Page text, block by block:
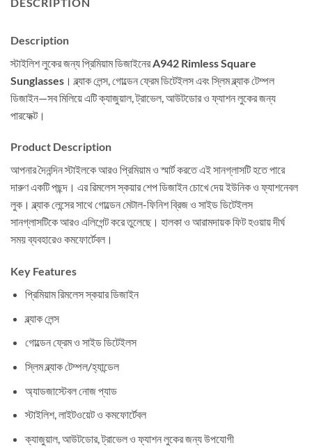
Description
স্টাইলিশ লুকের জন্য প্রিমিয়াম ডিজাইনেরA942 Rimless Square
Sunglasses । ব্ল্যাক লেন্স, গোল্ডেন ফ্রেম ডিটেইলস এবং স্লিম ব্ল্যাক টেম্পল
ডিজাইন—সব মিলিয়ে এটি ক্যাজুয়াল, ট্রাভেল, আউটডোর ও ফ্যাশন লুকের জন্য
পারফেক্ট।
Product Description
আপনার দৈনন্দিন স্টাইলকে আরও প্রিমিয়াম ও স্মার্ট করতে এই সানগ্লাসটি হতে পারে
দারুণ একটি পছন্দ। এর রিমলেস স্কয়ার শেপ ডিজাইন চোখে দেয় ইউনিক ও ফ্যাশনেবল
লুক। ব্ল্যাক লেন্সের সাথে গোল্ডেন মেটাল-ফিনিশ ব্রিজ ও সাইড ডিটেইলস
সানগ্লাসটিকে আরও এলিগেন্ট করে তুলেছে। হালকা ও আরামদায়ক ফিট হওয়ায় দীর্ঘ
সময় ব্যবহারেও কমফোর্টেবল।
Key Features
প্রিমিয়াম রিমলেস স্কয়ার ডিজাইন
ব্ল্যাক লেন্স
গোল্ডেন ফ্রেম ও সাইড ডিটেইলস
স্লিম ব্ল্যাক টেম্পল/হ্যান্ডেল
অ্যাডজাস্টেবল নোজ প্যাড
স্টাইলিশ, লাইটওয়েট ও কমফোর্টেবল
ক্যাজুয়াল, আউটডোর, ট্রাভেল ও ফ্যাশন লুকের জন্য উপযোগী